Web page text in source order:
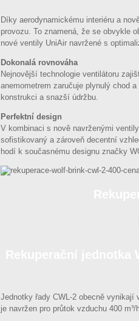
Díky aerodynamickému interiéru a
provozu. To znamená, že se obvykle
nové ventily UniAir navržené s
Dokonalá rovnováha
Nejnovější technologie ventilátoru
anemometrem zaručuje plynulý chod
konstrukci a snazší údržbu.
Perfektní design
V kombinaci s nově navrženými
sofistikovaný a zároveň decentní
hodí k současnému designu značky
Jednotky řady CWL-2 obecně
je navržen pro průtok vzduchu 400 m³/